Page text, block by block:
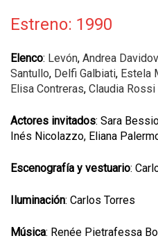
Estreno: 1990
Elenco: Levón, Andrea
Santullo, Delfi Galbiati, Estela
Elisa Contreras, Claudia Rossi
Actores invitados: Sara
Inés Nicolazzo, Eliana
Escenografía y vestuario:
Iluminación: Carlos Torres
Música: Renée Pietrafessa